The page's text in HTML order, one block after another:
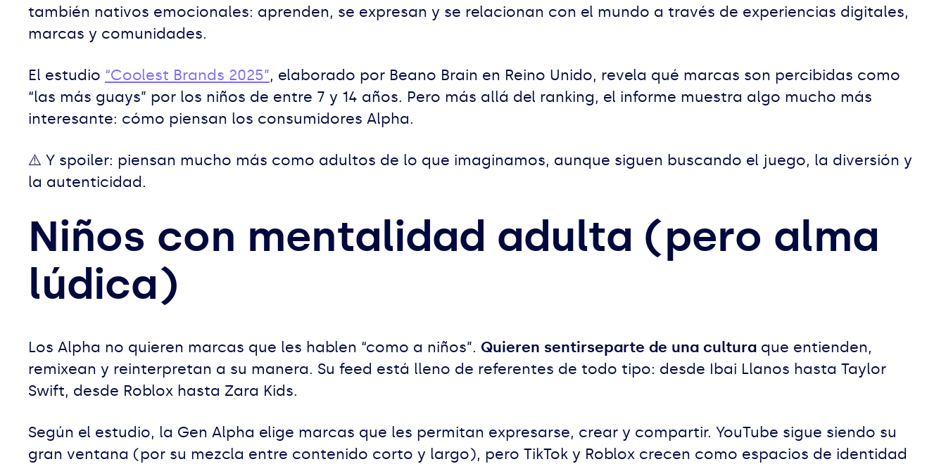
también nativos emocionales: aprenden, se expresan y se relacionan con el mundo a través de experiencias digitales,
marcas y comunidades.
El estudio “Coolest Brands 2025”, elaborado por Beano Brain en Reino Unido, revela qué marcas son percibidas como
“las más guays” por los niños de entre 7 y 14 años. Pero más allá del ranking, el informe muestra algo mucho más
interesante: cómo piensan los consumidores Alpha.
⚠️ Y spoiler: piensan mucho más como adultos de lo que imaginamos, aunque siguen buscando el juego, la diversión y
la autenticidad.
Niños con mentalidad adulta (pero alma
lúdica)
Los Alpha no quieren marcas que les hablen “como a niños”. Quieren sentirseparte de una cultura que entienden,
remixean y reinterpretan a su manera. Su feed está lleno de referentes de todo tipo: desde Ibai Llanos hasta Taylor
Swift, desde Roblox hasta Zara Kids.
Según el estudio, la Gen Alpha elige marcas que les permitan expresarse, crear y compartir. YouTube sigue siendo su
gran ventana (por su mezcla entre contenido corto y largo), pero TikTok y Roblox crecen como espacios de identidad